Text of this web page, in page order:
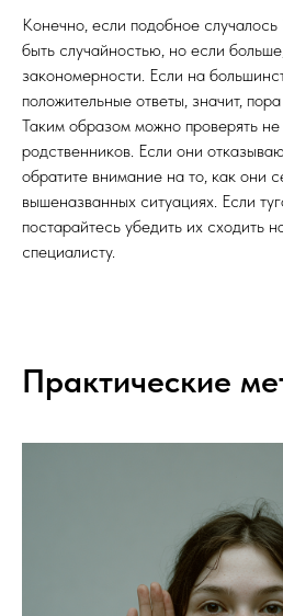
Конечно, если подобное
быть случайностью, но если
закономерности. Если на
положительные ответы, значит,
Таким образом можно проверять не
родственников. Если они
обратите внимание на то, как они
вышеназванных ситуациях. Если
постарайтесь убедить их сходить
специалисту.
Практические